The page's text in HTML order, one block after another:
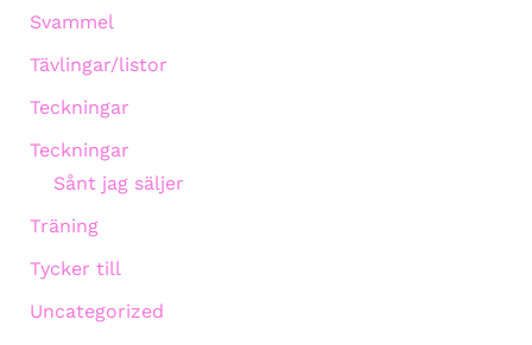
Svammel
Tävlingar/listor
Teckningar
Teckningar
Sånt jag säljer
Träning
Tycker till
Uncategorized